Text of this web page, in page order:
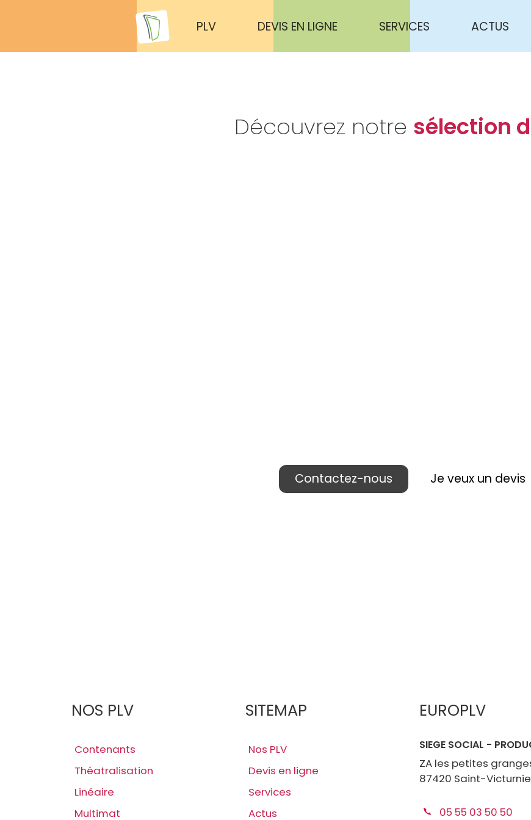
PLV DEVIS EN LIGNE SERVICES ACTUS
Découvrez notre sélection
Contactez-nous Je veux un devis
NOS PLV
Contenants
Théatralisation
Linéaire
Multimat
SITEMAP
Nos PLV
Devis en ligne
Services
Actus
EUROPLV
SIEGE SOCIAL -
ZA les petites
87420 Saint-
05 55 03 50 50